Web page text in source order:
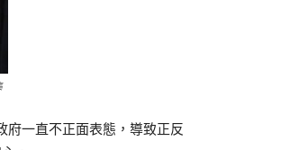
府一直不正面表態，導致正反